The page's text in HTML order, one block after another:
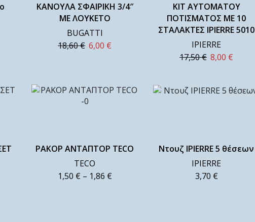
ΚΑΝΟΥΛΑ ΣΦΑΙΡΙΚΗ 3/4″
ΜΕ ΛΟΥΚΕΤΟ
BUGATTI
18,60€ 6,00 €
ΚΙΤ ΑΥΤΟΜΑΤΟΥ
ΠΟΤΙΣΜΑΤΟΣ ΜΕ 10
ΣΤΑΛΑΚΤΕΣ IPIERRE 5010
IPIERRE
17,50€ 8,00 €
ΡΑΚΟΡ ΑΝΤΑΠΤΟΡ TECO
TECO
1,50 € – 1,86 €
Ντουζ IPIERRE 5 θέσεων
IPIERRE
3,70 €